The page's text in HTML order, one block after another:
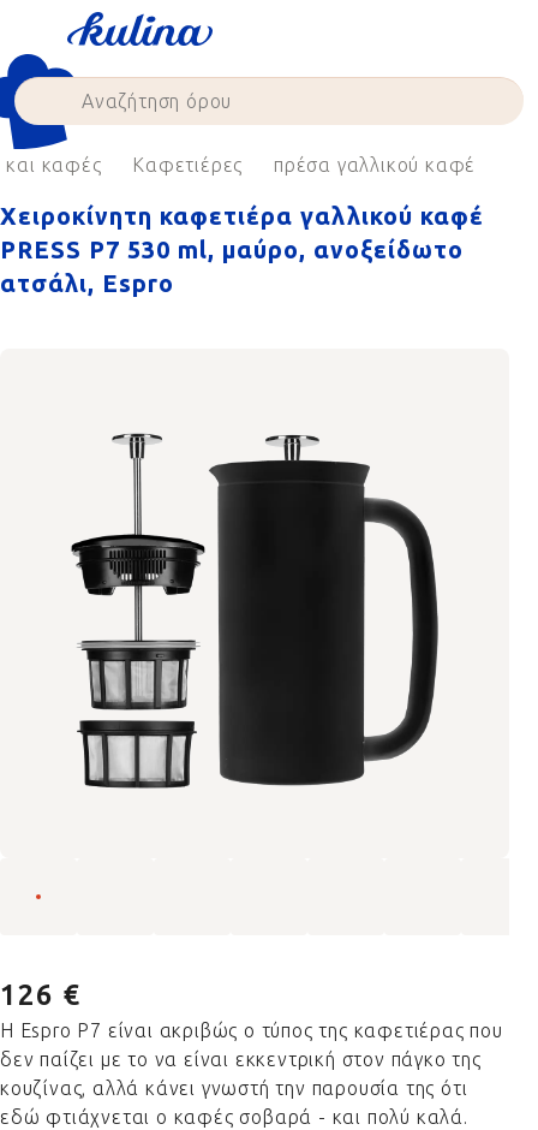
content
και καφές Καφετιέρες πρέσα γαλλικού καφέ
Χειροκίνητη καφετιέρα γαλλικού καφέ
PRESS P7 530 ml, μαύρο, ανοξείδωτο
ατσάλι, Espro
126 €
Η Espro P7 είναι ακριβώς ο τύπος της καφετιέρας που
δεν παίζει με το να είναι εκκεντρική στον πάγκο της
κουζίνας, αλλά κάνει γνωστή την παρουσία της ότι
εδώ φτιάχνεται ο καφές σοβαρά - και πολύ καλά.